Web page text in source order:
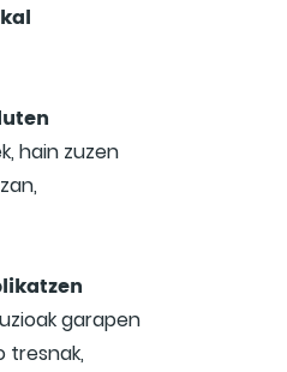
hain zuzen
garapen
tresnak,